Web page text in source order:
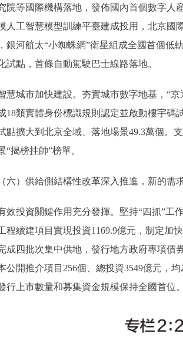
院等國際機構落地，發佈國內首個數字人
人工智慧模型訓練平臺建成投用，北京國
銀河航太“小蜘蛛網”衛星組成全國首個低
試點，首條自動駕駛巴士線路落地。
城市加快建設。夯實城市數字地基，“京
18類實體身份標識規則認定並啟動樓宇
點擴大到北京全域、落地場景49.3萬個。
“揭榜挂帥”榜單。
）供給側結構性改革深入推進，新的需
投資關鍵作用充分發揮。堅持“四抓”工作
程續建項目實現投資1169.9億元，制定加
成四批次集中供地，發行地方政府專項債
公開推介項目256個、總投資3549億元，
行上市數量和募集資金規模保持全國首位